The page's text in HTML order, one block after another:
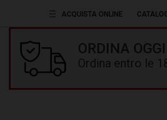
ACQUISTA ONLINE
ORDINA
Ordina entro le